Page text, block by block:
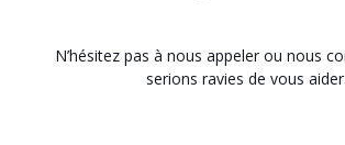
N’hésitez pas à nous appeler ou nous
serions ravies de vous aider.